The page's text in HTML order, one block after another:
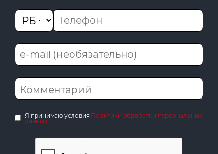
Я принимаю условия Политики обработки персональных
данных